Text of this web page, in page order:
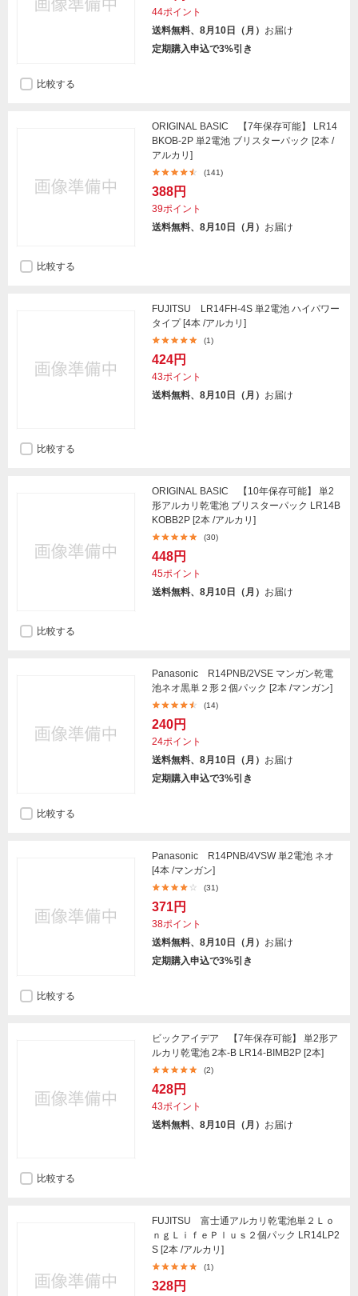
44ポイント
送料無料、8月10日（月） お届け
定期購入申込で3%引き
比較する
ORIGINAL BASIC 【7年保存可能】 LR14
BKOB-2P 単2電池 ブリスターパック [2本 /
アルカリ]
(141)
388円
39ポイント
送料無料、8月10日（月） お届け
比較する
FUJITSU LR14FH-4S 単2電池 ハイパワー
タイプ [4本 /アルカリ]
(1)
424円
43ポイント
送料無料、8月10日（月） お届け
比較する
ORIGINAL BASIC 【10年保存可能】 単2
形アルカリ乾電池 ブリスターパック LR14B
KOBB2P [2本 /アルカリ]
(30)
448円
45ポイント
送料無料、8月10日（月） お届け
比較する
Panasonic R14PNB/2VSE マンガン乾電
池ネオ黒単２形２個パック [2本 /マンガン]
(14)
240円
24ポイント
送料無料、8月10日（月） お届け
定期購入申込で3%引き
比較する
Panasonic R14PNB/4VSW 単2電池 ネオ
[4本 /マンガン]
(31)
371円
38ポイント
送料無料、8月10日（月） お届け
定期購入申込で3%引き
比較する
ビックアイデア 【7年保存可能】 単2形ア
ルカリ乾電池 2本-B LR14-BIMB2P [2本]
(2)
428円
43ポイント
送料無料、8月10日（月） お届け
比較する
FUJITSU 富士通アルカリ乾電池単２Ｌｏ
ｎｇＬｉｆｅＰｌｕｓ２個パック LR14LP2
S [2本 /アルカリ]
(1)
328円